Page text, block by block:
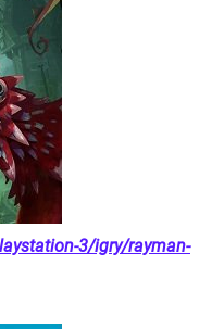
3/igry/rayman-